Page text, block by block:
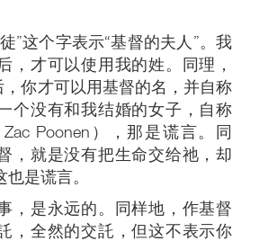
”这个字表示“基督的夫人”。我
，才可以使用我的姓。同理，
，你才可以用基督的名，并自称
个没有和我结婚的女子，自称
Poonen），那是谎言。同
，就是没有把生命交给祂，却
是谎言。
，是永远的。同样地，作基督
，全然的交託，但这不表示你